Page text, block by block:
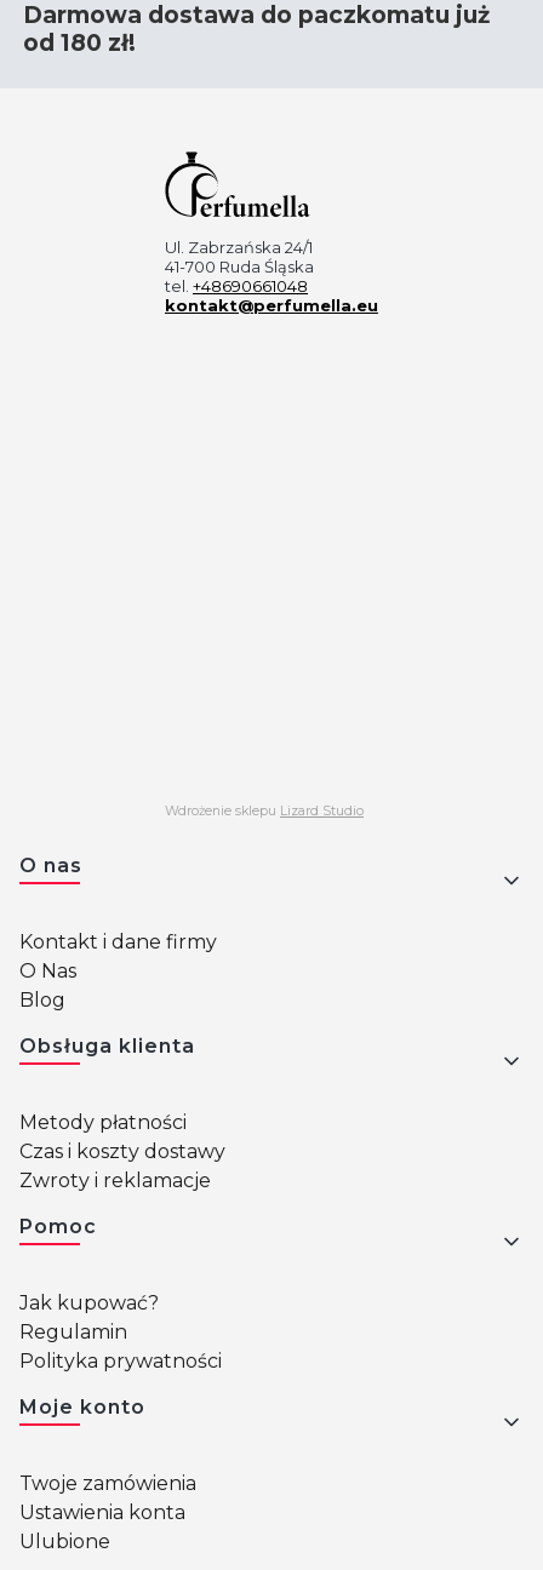
Darmowa dostawa do paczkomatu już
od 180 zł!
Ul. Zabrzańska 24/1
41-700 Ruda Śląska
tel. +48690661048
kontakt@perfumella.eu
Wdrożenie sklepu Lizard Studio
Linki w stopce
O nas
Kontakt i dane firmy
O Nas
Blog
Obsługa klienta
Metody płatności
Czas i koszty dostawy
Zwroty i reklamacje
Pomoc
Jak kupować?
Regulamin
Polityka prywatności
Moje konto
Twoje zamówienia
Ustawienia konta
Ulubione